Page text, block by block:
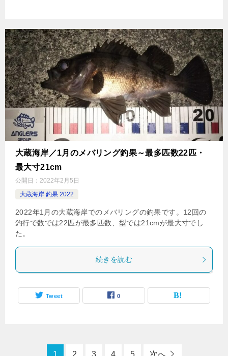
大蔵海岸／1月のメバリング釣果～最多匹数22匹・
最大寸21cm
公開日： 2022年2月5日
大蔵海岸 釣果 2022
2022年1月の大蔵海岸でのメバリングの釣果です。12回の
釣行で数では22匹が最多匹数、型では21cmが最大寸でし
た。
続きを読む
Tweet 0